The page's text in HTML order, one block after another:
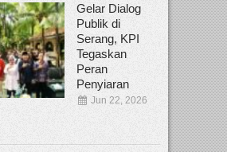
Gelar Dialog
Publik di
Serang, KPI
Tegaskan
Peran
Penyiaran
Jun 22, 2026